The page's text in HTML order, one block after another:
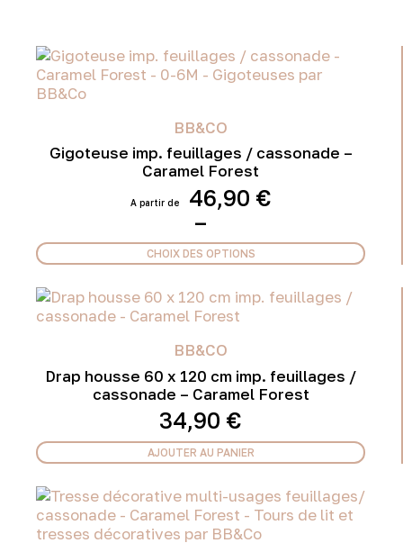
BB&CO
Gigoteuse imp. feuillages / cassonade –
Caramel Forest
46,90 €
–
de
prix :
à
52,90 €
CHOIX DES OPTIONS
produit
a
Les
options
peuvent
choisies
sur
page
du
produit
BB&CO
Drap housse 60 x 120 cm imp. feuillages /
cassonade – Caramel Forest
34,90 €
AJOUTER AU PANIER